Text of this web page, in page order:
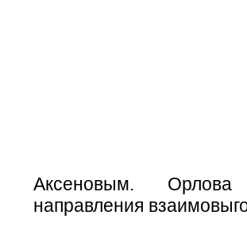
Аксеновым.
направления